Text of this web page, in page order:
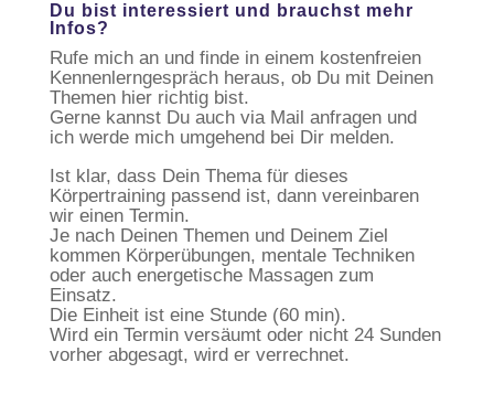
Du bist interessiert und brauchst mehr
Infos?
Rufe mich an und finde in einem kostenfreien
Kennenlerngespräch heraus, ob Du mit Deinen
Themen hier richtig bist.
Gerne kannst Du auch via Mail anfragen und
ich werde mich umgehend bei Dir melden.
Ist klar, dass Dein Thema für dieses
Körpertraining passend ist, dann vereinbaren
wir einen Termin.
Je nach Deinen Themen und Deinem Ziel
kommen Körperübungen, mentale Techniken
oder auch energetische Massagen zum
Einsatz.
Die Einheit ist eine Stunde (60 min).
Wird ein Termin versäumt oder nicht 24 Sunden
vorher abgesagt, wird er verrechnet.